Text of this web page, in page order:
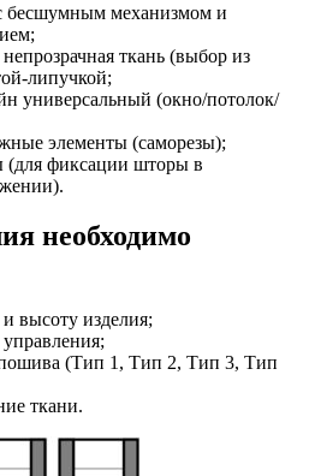
бесшумным механизмом и
ткань (выбор из
липучкой;
универсальный (окно/потолок/
элементы (саморезы);
(для фиксации шторы в
необходимо
высоту изделия;
(Тип 1, Тип 2, Тип 3, Тип
ткани.